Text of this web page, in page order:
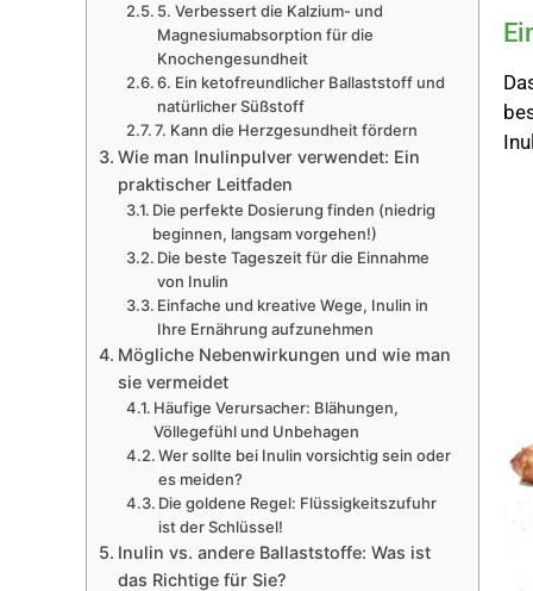
5. Verbessert die Kalzium- und
Magnesiumabsorption für die
Knochengesundheit
6. Ein ketofreundlicher Ballaststoff und
natürlicher Süßstoff
7. Kann die Herzgesundheit fördern
Wie man Inulinpulver verwendet: Ein
praktischer Leitfaden
Die perfekte Dosierung finden (niedrig
beginnen, langsam vorgehen!)
Die beste Tageszeit für die Einnahme
von Inulin
Einfache und kreative Wege, Inulin in
Ihre Ernährung aufzunehmen
Mögliche Nebenwirkungen und wie man
sie vermeidet
Häufige Verursacher: Blähungen,
Völlegefühl und Unbehagen
Wer sollte bei Inulin vorsichtig sein oder
es meiden?
Die goldene Regel: Flüssigkeitszufuhr
ist der Schlüssel!
Inulin vs. andere Ballaststoffe: Was ist
das Richtige für Sie?